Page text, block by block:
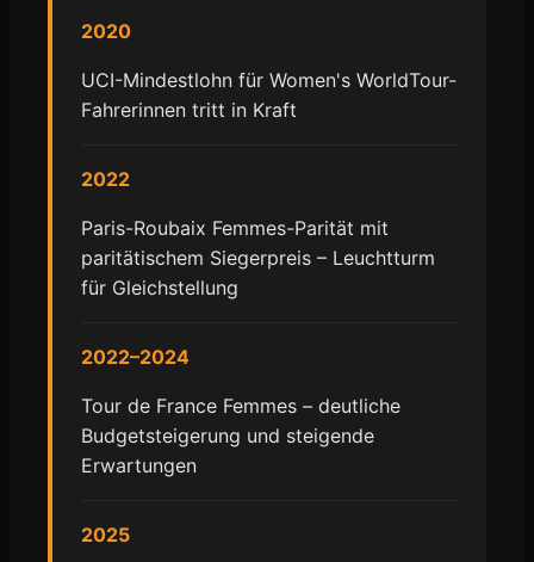
2020
UCI-Mindestlohn für Women's WorldTour-
Fahrerinnen tritt in Kraft
2022
Paris-Roubaix Femmes-Parität mit
paritätischem Siegerpreis – Leuchtturm
für Gleichstellung
2022–2024
Tour de France Femmes – deutliche
Budgetsteigerung und steigende
Erwartungen
2025